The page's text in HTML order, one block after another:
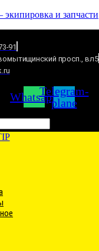
и запчасти
91
просп., вл5
WhatsappTelegram-
plane